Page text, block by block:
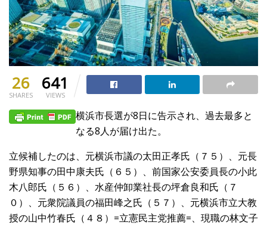
26
SHARES
641
VIEWS
横浜市長選が8日に告示され、過去最多と
なる8人が届け出た。
立候補したのは、元横浜市議の太田正孝氏（７５）、元長
野県知事の田中康夫氏（６５）、前国家公安委員長の小此
木八郎氏（５６）、水産仲卸業社長の坪倉良和氏（７
０）、元衆院議員の福田峰之氏（５７）、元横浜市立大教
授の山中竹春氏（４８）=立憲民主党推薦=、現職の林文子